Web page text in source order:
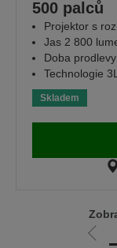
500 palců
Projektor s
Jas 2 800
Doba
Technologie
Skladem
Jít